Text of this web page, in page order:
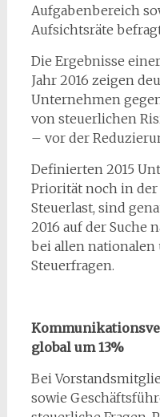
Aufgabenbereich
Aufsichtsräte
Die Ergebnisse
Jahr 2016 zeigen
Unternehmen
von steuerlichen
– vor der
Definierten 2015
Priorität noch in
Steuerlast, sind
2016 auf der Suche
bei allen
Steuerfragen.
global um 13%
Bei
sowie